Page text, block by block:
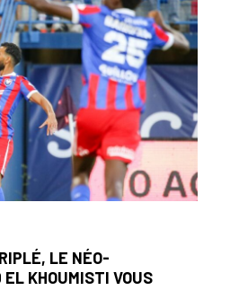
LE NÉO-
KHOUMISTI VOUS